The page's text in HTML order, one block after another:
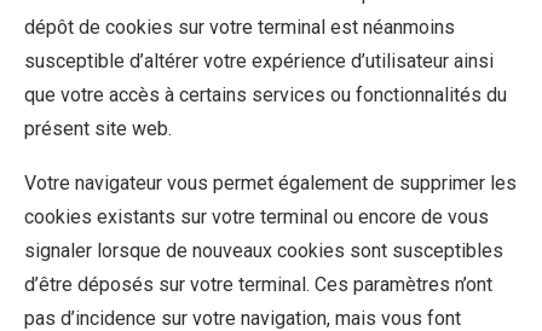
dépôt de cookies sur votre terminal est néanmoins
susceptible d’altérer votre expérience d’utilisateur ainsi
que votre accès à certains services ou fonctionnalités du
présent site web.
Votre navigateur vous permet également de supprimer les
cookies existants sur votre terminal ou encore de vous
signaler lorsque de nouveaux cookies sont susceptibles
d’être déposés sur votre terminal. Ces paramètres n’ont
pas d’incidence sur votre navigation, mais vous font